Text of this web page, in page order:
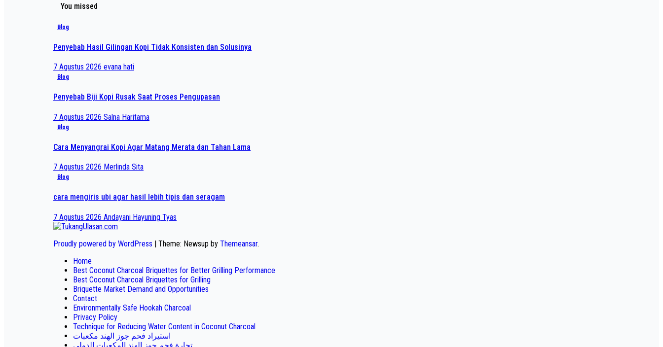
You missed
Blog
Penyebab Hasil Gilingan Kopi Tidak Konsisten dan Solusinya
7 Agustus 2026 evana hati
Blog
Penyebab Biji Kopi Rusak Saat Proses Pengupasan
7 Agustus 2026 Salna Haritama
Blog
Cara Menyangrai Kopi Agar Matang Merata dan Tahan Lama
7 Agustus 2026 Merlinda Sita
Blog
cara mengiris ubi agar hasil lebih tipis dan seragam
7 Agustus 2026 Andayani Hayuning Tyas
Proudly powered by WordPress | Theme: Newsup by Themeansar.
Home
Best Coconut Charcoal Briquettes for Better Grilling Performance
Best Coconut Charcoal Briquettes for Grilling
Briquette Market Demand and Opportunities
Contact
Environmentally Safe Hookah Charcoal
Privacy Policy
Technique for Reducing Water Content in Coconut Charcoal
استيراد فحم جوز الهند مكعبات